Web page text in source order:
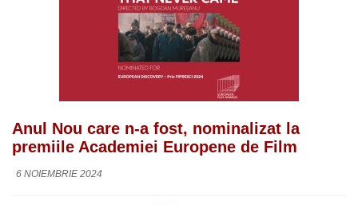
Anul Nou care n-a fost, nominalizat la
premiile Academiei Europene de Film
6 NOIEMBRIE 2024